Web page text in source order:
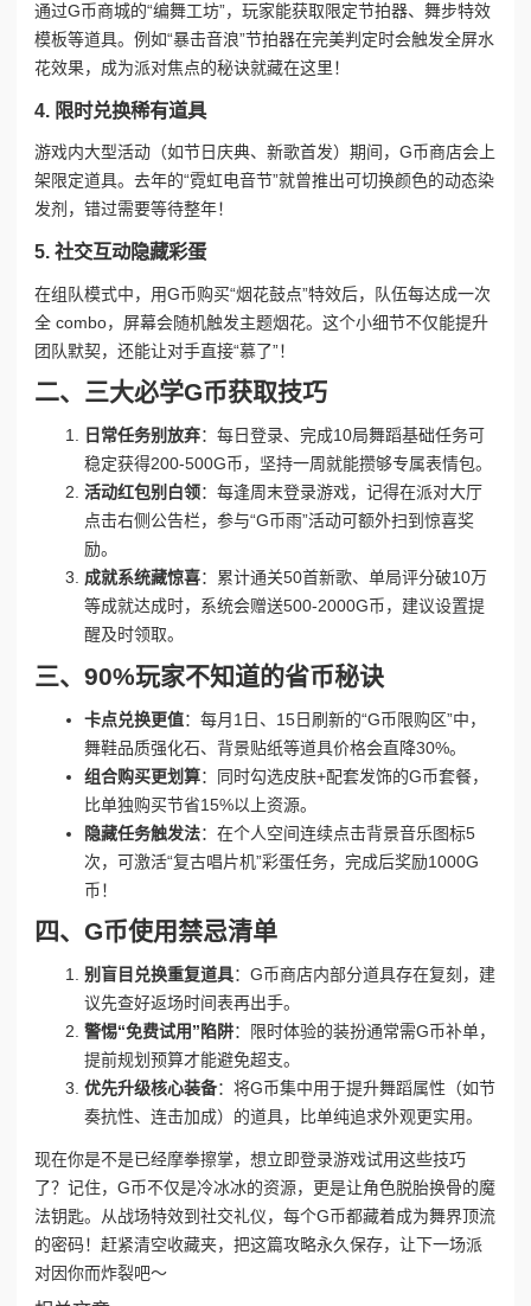
通过G币商城的“编舞工坊”，玩家能获取限定节拍器、舞步特效
模板等道具。例如“暴击音浪”节拍器在完美判定时会触发全屏水
花效果，成为派对焦点的秘诀就藏在这里！
4. 限时兑换稀有道具
游戏内大型活动（如节日庆典、新歌首发）期间，G币商店会上
架限定道具。去年的“霓虹电音节”就曾推出可切换颜色的动态染
发剂，错过需要等待整年！
5. 社交互动隐藏彩蛋
在组队模式中，用G币购买“烟花鼓点”特效后，队伍每达成一次
全 combo，屏幕会随机触发主题烟花。这个小细节不仅能提升
团队默契，还能让对手直接“慕了”！
二、三大必学G币获取技巧
日常任务别放弃：每日登录、完成10局舞蹈基础任务可
稳定获得200-500G币，坚持一周就能攒够专属表情包。
活动红包别白领：每逢周末登录游戏，记得在派对大厅
点击右侧公告栏，参与“G币雨”活动可额外扫到惊喜奖
励。
成就系统藏惊喜：累计通关50首新歌、单局评分破10万
等成就达成时，系统会赠送500-2000G币，建议设置提
醒及时领取。
三、90%玩家不知道的省币秘诀
卡点兑换更值：每月1日、15日刷新的“G币限购区”中，
舞鞋品质强化石、背景贴纸等道具价格会直降30%。
组合购买更划算：同时勾选皮肤+配套发饰的G币套餐，
比单独购买节省15%以上资源。
隐藏任务触发法：在个人空间连续点击背景音乐图标5
次，可激活“复古唱片机”彩蛋任务，完成后奖励1000G
币！
四、G币使用禁忌清单
别盲目兑换重复道具：G币商店内部分道具存在复刻，建
议先查好返场时间表再出手。
警惕“免费试用”陷阱：限时体验的装扮通常需G币补单，
提前规划预算才能避免超支。
优先升级核心装备：将G币集中用于提升舞蹈属性（如节
奏抗性、连击加成）的道具，比单纯追求外观更实用。
现在你是不是已经摩拳擦掌，想立即登录游戏试用这些技巧
了？记住，G币不仅是冷冰冰的资源，更是让角色脱胎换骨的魔
法钥匙。从战场特效到社交礼仪，每个G币都藏着成为舞界顶流
的密码！赶紧清空收藏夹，把这篇攻略永久保存，让下一场派
对因你而炸裂吧～